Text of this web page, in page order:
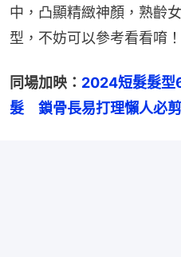
中，凸顯精緻神顏，熟齡
型，不妨可以參考看看唷！
同場加映： 2024短髮髮型
髮　鎖骨長易打理懶人必剪